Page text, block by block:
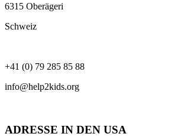
6315 Oberägeri
Schweiz
+41 (0) 79 285 85 88
info@help2kids.org
ADRESSE IN DEN USA